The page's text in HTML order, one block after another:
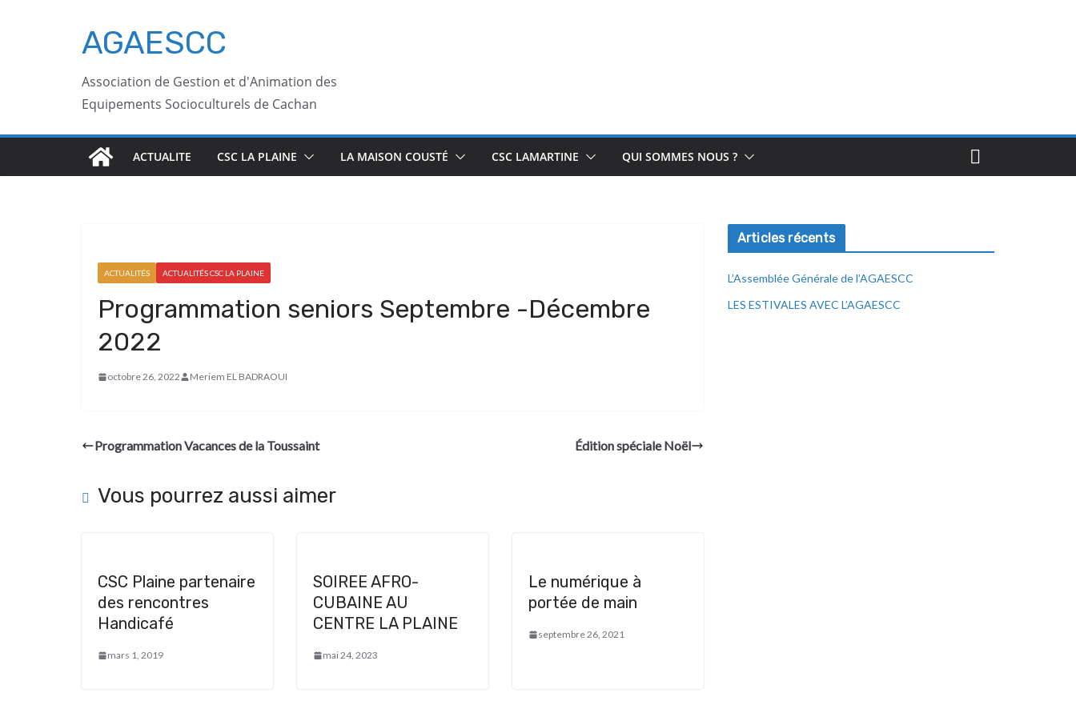
AGAESCC
Association de Gestion et d'Animation des
Equipements Socioculturels de Cachan
ACTUALITE CSC LA PLAINE LA MAISON COUSTÉ CSC LAMARTINE QUI SOMMES NOUS ?
ACTUALITÉS ACTUALITÉS CSC LA PLAINE
Programmation seniors Septembre -Décembre
2022
octobre 26, 2022 Meriem EL BADRAOUI
Programmation Vacances de la Toussaint Édition spéciale Noël
Vous pourrez aussi aimer
CSC Plaine partenaire
des rencontres
Handicafé
mars 1, 2019
SOIREE AFRO-
CUBAINE AU
CENTRE LA PLAINE
mai 24, 2023
Le numérique à
portée de main
septembre 26, 2021
Articles récents
L’Assemblée Générale de l’AGAESCC
LES ESTIVALES AVEC L’AGAESCC